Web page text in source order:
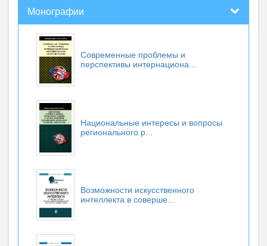
Монографии
Современные проблемы и
перспективы интернациона...
Национальные интересы и вопросы
регионального р...
Возможности искусственного
интеллекта в соверше...